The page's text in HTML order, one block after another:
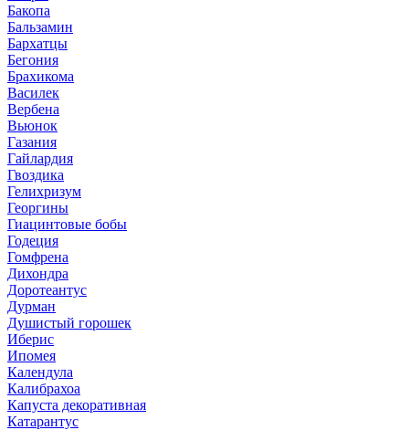
Бакопа
Бальзамин
Бархатцы
Бегония
Брахикома
Василек
Вербена
Вьюнок
Газания
Гайлардия
Гвоздика
Гелихризум
Георгины
Гиацинтовые бобы
Годеция
Гомфрена
Дихондра
Доротеантус
Дурман
Душистый горошек
Иберис
Ипомея
Календула
Калибрахоа
Капуста декоративная
Катарантус